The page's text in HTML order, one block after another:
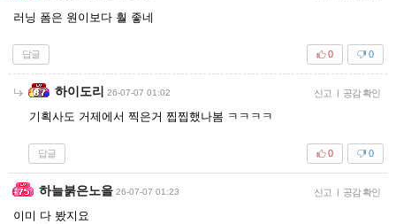
러닝 폼은 원이보다 훨 좋네
답글 0
0
하이도리 26-07-07 01:02 신고 | 공감 확인
기획사도 거제에서 찍은거 찝찝했나봄 ㅋㅋㅋㅋ
답글 0
0
하늘붉은노을 26-07-07 01:23 신고 | 공감 확인
이미 다 봤지요